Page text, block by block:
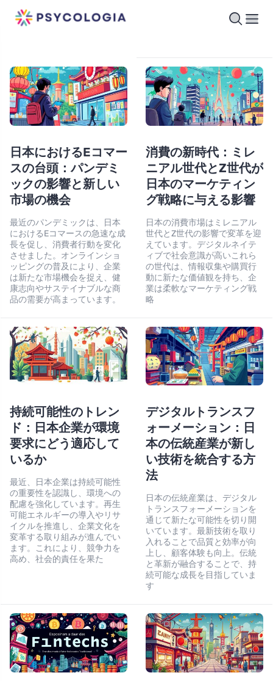
日本におけるEコマー
スの台頭：パンデミ
ックの影響と新しい
市場の機会
最近のパンデミックは、日本
におけるEコマースの急速な成
長を促し、消費者行動を変化
させました。オンラインショ
ッピングの普及により、企業
は新たな市場機会を捉え、健
康志向やサステイナブルな商
品の需要が高まっています。
消費の新時代：ミレ
ニアル世代とZ世代が
日本のマーケティン
グ戦略に与える影響
日本の消費市場はミレニアル
世代とZ世代の影響で変革を迎
えています。デジタルネイテ
ィブで社会意識が高いこれら
の世代は、情報収集や購買行
動に新たな価値観を持ち、企
業は柔軟なマーケティング戦
略
持続可能性のトレン
ド：日本企業が環境
要求にどう適応して
いるか
最近、日本企業は持続可能性
の重要性を認識し、環境への
配慮を強化しています。再生
可能エネルギーの導入やリサ
イクルを推進し、企業文化を
変革する取り組みが進んでい
ます。これにより、競争力を
高め、社会的責任を果た
デジタルトランスフ
ォーメーション：日
本の伝統産業が新し
い技術を統合する方
法
日本の伝統産業は、デジタル
トランスフォーメーションを
通じて新たな可能性を切り開
いています。最新技術を取り
入れることで品質と効率が向
上し、顧客体験も向上。伝統
と革新が融合することで、持
続可能な成長を目指していま
す